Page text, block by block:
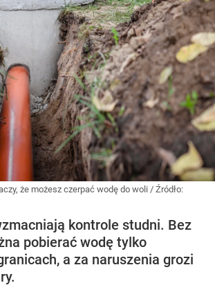
że możesz czerpać wodę do woli / Źródło:
kontrole studni. Bez
pobierać wodę tylko
a za naruszenia grozi